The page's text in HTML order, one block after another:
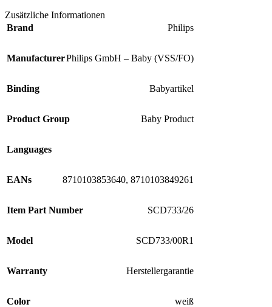
Zusätzliche Informationen
Brand
Philips
ManufacturerPhilips GmbH – Baby (VSS/FO)
Binding Babyartikel
Product Group Baby Product
Languages
EANs 8710103853640, 8710103849261
Item Part Number SCD733/26
Model SCD733/00R1
Warranty Herstellergarantie
Color weiß